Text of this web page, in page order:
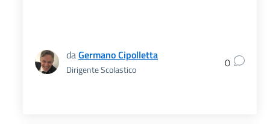
daGermano Cipolletta
Dirigente Scolastico 0